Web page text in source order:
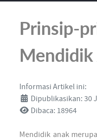
Prinsip-
Mendidik
Informasi Artikel ini:
Dipublikasikan: 30
Dibaca: 18964
Mendidik anak